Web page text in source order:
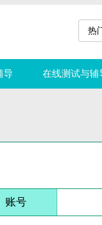
热
导 在线测试与辅
账号